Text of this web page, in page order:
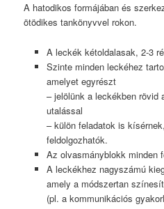
A hatodikos formájában és
ötödikes tankönyvvel rokon.
A leckék kétoldalasak, 2-3
Szinte minden leckéhez
amelyet egyrészt
– jelölünk a leckékben rövid
utalással
– külön feladatok is
feldolgozhatók.
Az olvasmányblokk minden
A leckékhez nagyszámú
amely a módszertan
(pl. a kommunikációs